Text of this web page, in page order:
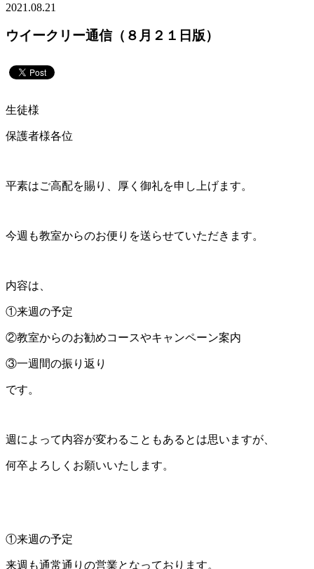
2021.08.21
ウイークリー通信（８月２１日版）
生徒様
保護者様各位
平素はご高配を賜り、厚く御礼を申し上げます。
今週も教室からのお便りを送らせていただきます。
内容は、
①来週の予定
②教室からのお勧めコースやキャンペーン案内
③一週間の振り返り
です。
週によって内容が変わることもあるとは思いますが、
何卒よろしくお願いいたします。
①来週の予定
来週も通常通りの営業となっております。